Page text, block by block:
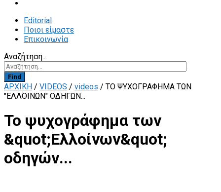
Editorial
Ποιοι είμαστε
Επικοινωνία
Αναζήτηση...
Find
ΑΡΧΙΚΗ / VIDEOS / videos / ΤΟ ΨΥΧΟΓΡΆΦΗΜΑ ΤΩΝ
"ΕΛΛΟΊΝΩΝ" ΟΔΗΓΏΝ...
Το ψυχογράφημα των
&quot;Ελλοίνων&quot;
οδηγών...